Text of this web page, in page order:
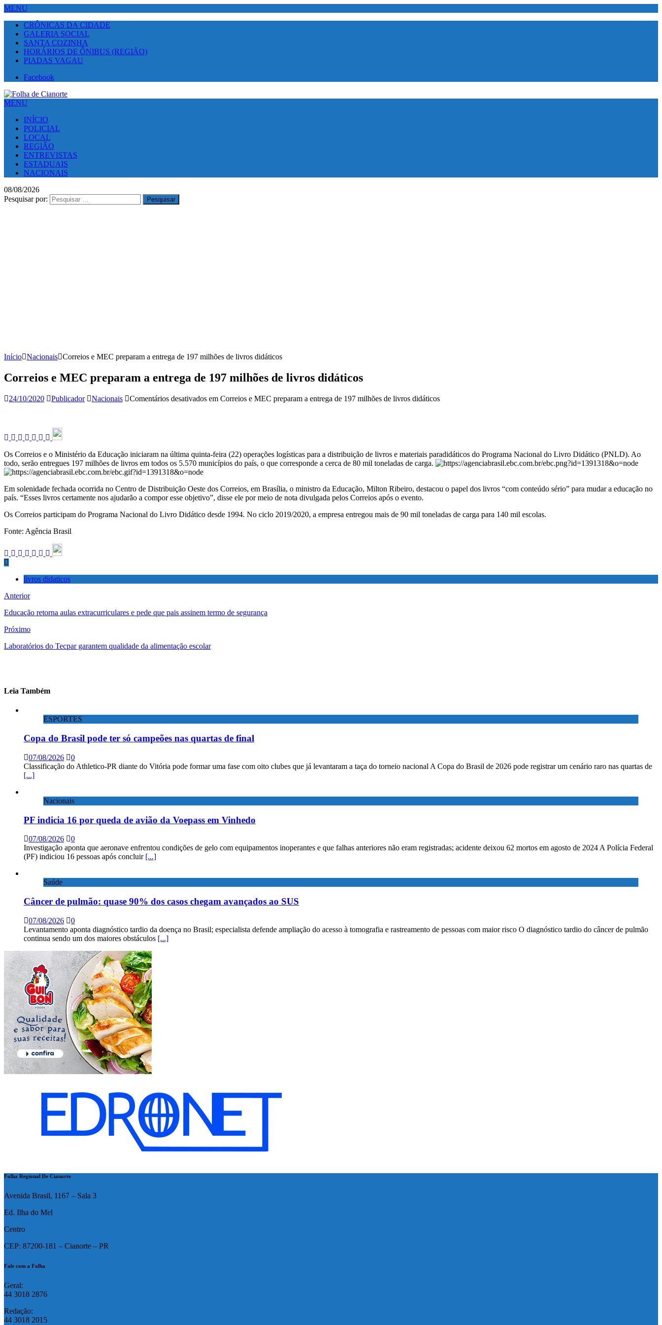
MENU
CRÔNICAS DA CIDADE
GALERIA SOCIAL
SANTA COZINHA
HORÁRIOS DE ÔNIBUS (REGIÃO)
PIADAS VAGAU
Facebook
MENU
INÍCIO
POLICIAL
LOCAL
REGIÃO
ENTREVISTAS
ESTADUAIS
NACIONAIS
08/08/2026
Pesquisar por:
Início Nacionais Correios e MEC preparam a entrega de 197 milhões de livros didáticos
Correios e MEC preparam a entrega de 197 milhões de livros didáticos
24/10/2020 Publicador Nacionais Comentários desativados em Correios e MEC preparam a entrega de 197 milhões de livros didáticos
Os Correios e o Ministério da Educação iniciaram na última quinta-feira (22) operações logísticas para a distribuição de livros e materiais paradidáticos do Programa Nacional do Livro Didático (PNLD). Ao
todo, serão entregues 197 milhões de livros em todos os 5.570 municípios do país, o que corresponde a cerca de 80 mil toneladas de carga.
Em solenidade fechada ocorrida no Centro de Distribuição Oeste dos Correios, em Brasília, o ministro da Educação, Milton Ribeiro, destacou o papel dos livros “com conteúdo sério” para mudar a educação no
país. “Esses livros certamente nos ajudarão a compor esse objetivo”, disse ele por meio de nota divulgada pelos Correios após o evento.
Os Correios participam do Programa Nacional do Livro Didático desde 1994. No ciclo 2019/2020, a empresa entregou mais de 90 mil toneladas de carga para 140 mil escolas.
Fonte: Agência Brasil
livros didaticos
Anterior
Educação retorna aulas extracurriculares e pede que pais assinem termo de segurança
Próximo
Laboratórios do Tecpar garantem qualidade da alimentação escolar
Leia Também
ESPORTES
Copa do Brasil pode ter só campeões nas quartas de final
07/08/2026
0
Classificação do Athletico-PR diante do Vitória pode formar uma fase com oito clubes que já levantaram a taça do torneio nacional A Copa do Brasil de 2026 pode registrar um cenário raro nas quartas de
[...]
Nacionais
PF indicia 16 por queda de avião da Voepass em Vinhedo
07/08/2026
0
Investigação aponta que aeronave enfrentou condições de gelo com equipamentos inoperantes e que falhas anteriores não eram registradas; acidente deixou 62 mortos em agosto de 2024 A Polícia Federal
(PF) indiciou 16 pessoas após concluir [...]
Saúde
Câncer de pulmão: quase 90% dos casos chegam avançados ao SUS
07/08/2026
0
Levantamento aponta diagnóstico tardio da doença no Brasil; especialista defende ampliação do acesso à tomografia e rastreamento de pessoas com maior risco O diagnóstico tardio do câncer de pulmão
continua sendo um dos maiores obstáculos [...]
Folha Regional De Cianorte
Avenida Brasil, 1167 – Sala 3
Ed. Ilha do Mel
Centro
CEP: 87200-181 – Cianorte – PR
Fale com a Folha
Geral:
44 3018 2876
Redação:
44 3018 2015